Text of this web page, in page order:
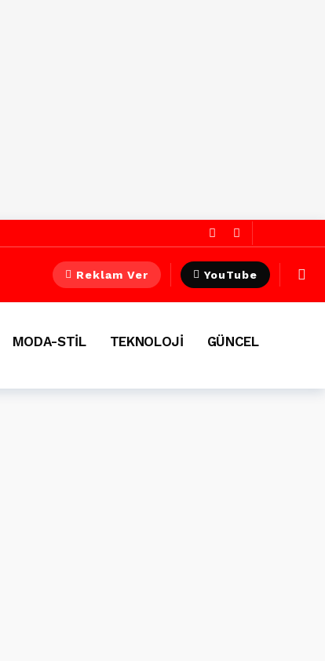
Reklam Ver YouTube
MODA-STİL TEKNOLOJİ
GÜNCEL